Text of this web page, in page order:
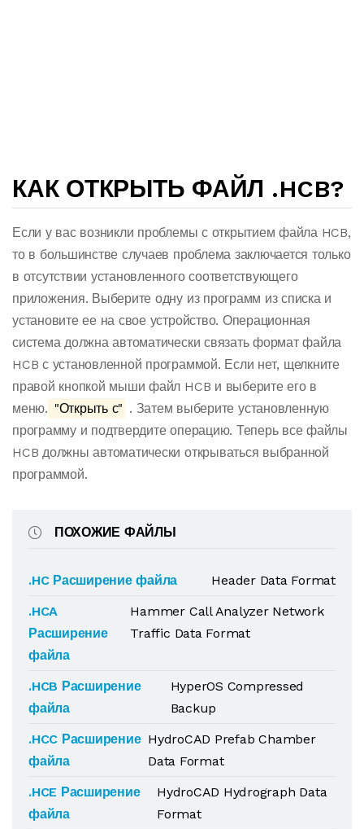
КАК ОТКРЫТЬ ФАЙЛ .HCB?
Если у вас возникли проблемы с открытием файла HCB,
то в большинстве случаев проблема заключается только
в отсутствии установленного соответствующего
приложения. Выберите одну из программ из списка и
установите ее на свое устройство. Операционная
система должна автоматически связать формат файла
HCB с установленной программой. Если нет, щелкните
правой кнопкой мыши файл HCB и выберите его в
меню. "Открыть с" . Затем выберите установленную
программу и подтвердите операцию. Теперь все файлы
HCB должны автоматически открываться выбранной
программой.
ПОХОЖИЕ ФАЙЛЫ
.HC Расширение файла
Header Data Format
.HCA
Расширение
файла
Hammer Call Analyzer Network
Traffic Data Format
.HCB Расширение
файла
HyperOS Compressed
Backup
.HCC Расширение
файла
HydroCAD Prefab Chamber
Data Format
.HCE Расширение
файла
HydroCAD Hydrograph Data
Format